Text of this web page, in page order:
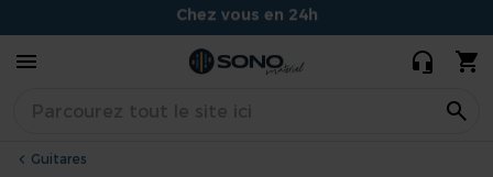
Conseils experts et souriants
Situé à Dijon
Guitares